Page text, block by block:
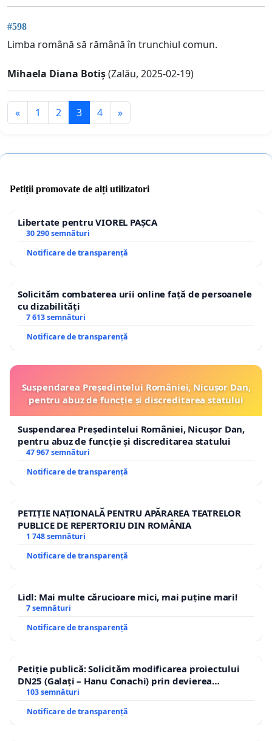
#598
Limba română să rămână în trunchiul comun.
Mihaela Diana Botiș(Zalău, 2025-02-19)
« 1 2 3 4 »
Petiții promovate de alți utilizatori
Libertate pentru VIOREL PAȘCA
30 290 semnături
Notificare de transparență
Solicităm combaterea urii online față de persoanele
cu dizabilități
7 613 semnături
Notificare de transparență
Suspendarea Președintelui României, Nicușor Dan,
pentru abuz de funcție și discreditarea statului
Suspendarea Președintelui României, Nicușor Dan,
pentru abuz de funcție și discreditarea statului
47 967 semnături
Notificare de transparență
PETIȚIE NAȚIONALĂ PENTRU APĂRAREA TEATRELOR
PUBLICE DE REPERTORIU DIN ROMÂNIA
1 748 semnături
Notificare de transparență
Lidl: Mai multe cărucioare mici, mai puține mari!
7 semnături
Notificare de transparență
Petiție publică: Solicităm modificarea proiectului
DN25 (Galați – Hanu Conachi) prin devierea
traseului în afara localităților!
103 semnături
Notificare de transparență